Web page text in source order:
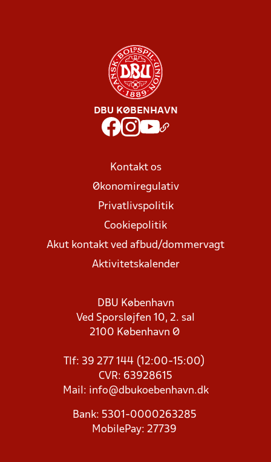
DBU KØBENHAVN
Kontakt os
Økonomiregulativ
Privatlivspolitik
Cookiepolitik
Akut kontakt ved afbud/dommervagt
Aktivitetskalender
DBU København
Ved Sporsløjfen 10, 2. sal
2100 København Ø
Tlf: 39 277 144 (12:00-15:00)
CVR: 63928615
Mail: info@dbukoebenhavn.dk
Bank: 5301-0000263285
MobilePay: 27739